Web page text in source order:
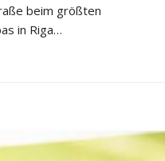
beim größten
in Riga…